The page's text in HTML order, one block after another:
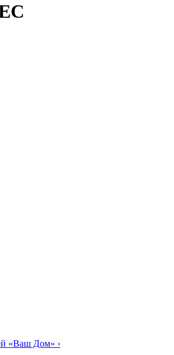
«Ваш Дом» ›